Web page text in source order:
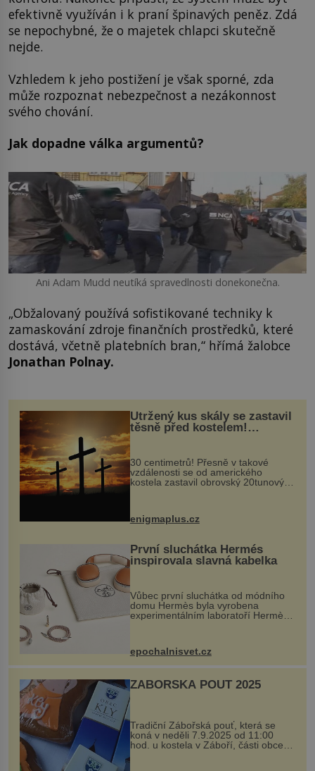
efektivně využíván i k praní špinavých peněz. Zdá
se nepochybné, že o majetek chlapci skutečně
nejde.
Vzhledem k jeho postižení je však sporné, zda
může rozpoznat nebezpečnost a nezákonnost
svého chování.
Jak dopadne válka argumentů?
Ani Adam Mudd neutíká spravedlnosti donekonečna.
„Obžalovaný používá sofistikované techniky k
zamaskování zdroje finančních prostředků, které
dostává, včetně platebních bran,“ hřímá žalobce
Jonathan Polnay.
Utržený kus skály se zastavil
těsně před kostelem!
Ochránila ho boží síla?
30 centimetrů! Přesně v takové
vzdálenosti se od amerického
kostela zastavil obrovský 20tunový
...
enigmaplus.cz
První sluchátka Hermés
inspirovala slavná kabelka
Vůbec první sluchátka od módního
domu Hermès byla vyrobena
experimentálním laboratoří Hermès
kovový...
epochalnisvet.cz
ZÁBOŘSKÁ POUŤ 2025
Tradiční Zábořská pouť, která se
koná v neděli 7.9.2025 od 11:00
hod. u kostela v Záboří, části obce
Kly u Mělníka. V programu naleznete
komentovanou prohlídku kostela,